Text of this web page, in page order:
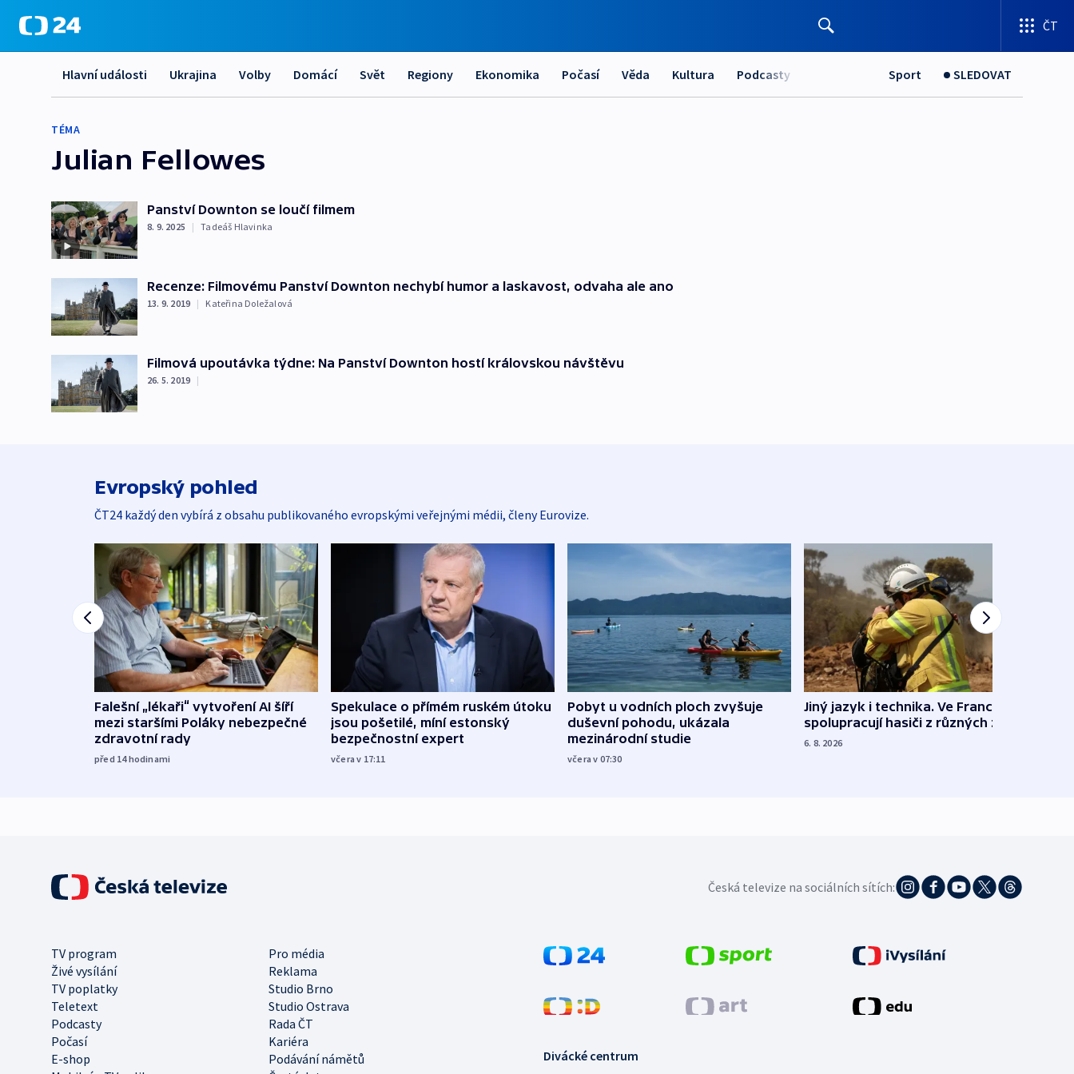
ČT
Hlavní události Ukrajina Volby Domácí Svět Regiony Ekonomika Počasí Věda Kultura Podcasty Sport SLEDOVAT
TÉMA
Julian Fellowes
Panství Downton se loučí filmem
8. 9. 2025 | Tadeáš Hlavinka
Recenze: Filmovému Panství Downton nechybí humor a laskavost, odvaha ale ano
13. 9. 2019 | Kateřina Doležalová
Filmová upoutávka týdne: Na Panství Downton hostí královskou návštěvu
26. 5. 2019 |
Evropský pohled
ČT24 každý den vybírá z obsahu publikovaného evropskými veřejnými médii, členy Eurovize.
Falešní „lékaři“ vytvoření AI šíří
mezi staršími Poláky nebezpečné
zdravotní rady
před 14hodinami
Spekulace o přímém ruském útoku
jsou pošetilé, míní estonský
bezpečnostní expert
včera v 17:11
Pobyt u vodních ploch zvyšuje
duševní pohodu, ukázala
mezinárodní studie
včera v 07:30
Jiný jazyk i technika. Ve Francii
spolupracují hasiči z různých zemí
6. 8. 2026
Česká televize na sociálních sítích:
TV program
Pro média
Živé vysílání
Reklama
TV poplatky
Studio Brno
Teletext
Studio Ostrava
Podcasty
Rada ČT
Počasí
Kariéra
E-shop
Podávání námětů
Divácké centrum